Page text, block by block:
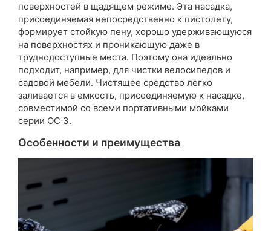
поверхностей в щадящем режиме. Эта насадка,
присоединяемая непосредственно к пистолету,
формирует стойкую пену, хорошо удерживающуюся
на поверхностях и проникающую даже в
труднодоступные места. Поэтому она идеально
подходит, например, для чистки велосипедов и
садовой мебели. Чистящее средство легко
заливается в емкость, присоединяемую к насадке,
совместимой со всеми портативными мойками
серии OC 3.
Особенности и преимущества